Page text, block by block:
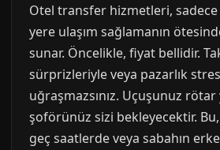
Otel transfer hizmetleri,
yere ulaşım sağlamanın
sunar. Öncelikle, fiyat bellidir.
sürprizleriyle veya pazarlık
uğraşmazsınız. Uçuşunuz rötar
şoförünüz sizi bekleyecektir.
geç saatlerde veya sabahın